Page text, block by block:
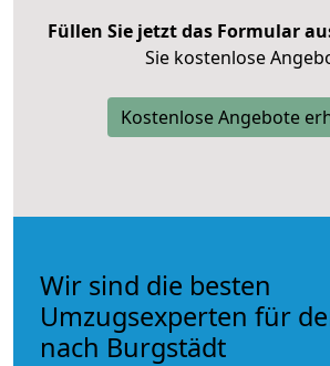
Füllen Sie jetzt das Formular
Sie kostenlose
Kostenlose Angebote
Wir sind die besten
Umzugsexperten für
nach Burgstädt